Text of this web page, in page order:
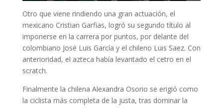
Otro que viene rindiendo una gran actuación, el
mexicano Cristian Garfias, logró su segundo título al
imponerse en la carrera por puntos, por delante del
colombiano José Luis García y el chileno Luis Saez. Con
anterioridad, el azteca había levantado el cetro en el
scratch.
Finalmente la chilena Alexandra Osorio se erigió como
la ciclista más completa de la justa, tras dominar la